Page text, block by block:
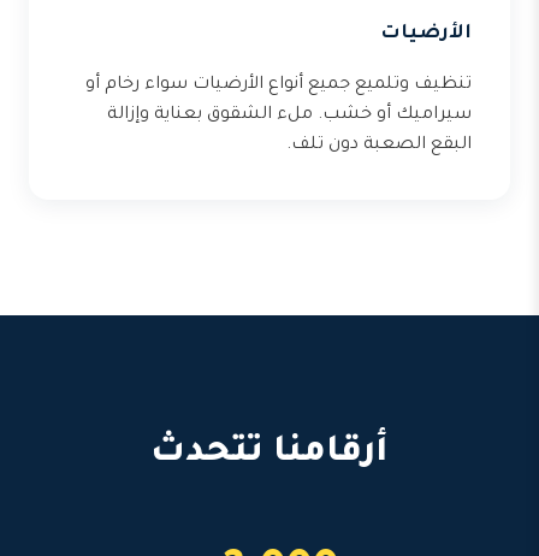
الأرضيات
تنظيف وتلميع جميع أنواع الأرضيات سواء رخام أو
سيراميك أو خشب. ملء الشقوق بعناية وإزالة
البقع الصعبة دون تلف.
أرقامنا تتحدث